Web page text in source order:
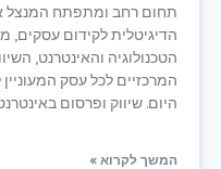
תחום רחב ומתפתח המנצל את
הדיגיטלית לקידום עסקים,
הטכנולוגיה והאינטרנט, השיווק
המרכזיים לכל עסק המעוניין
היום. שיווק ופרסום באינטרנט בשנת 2024,
המשך לקרוא »